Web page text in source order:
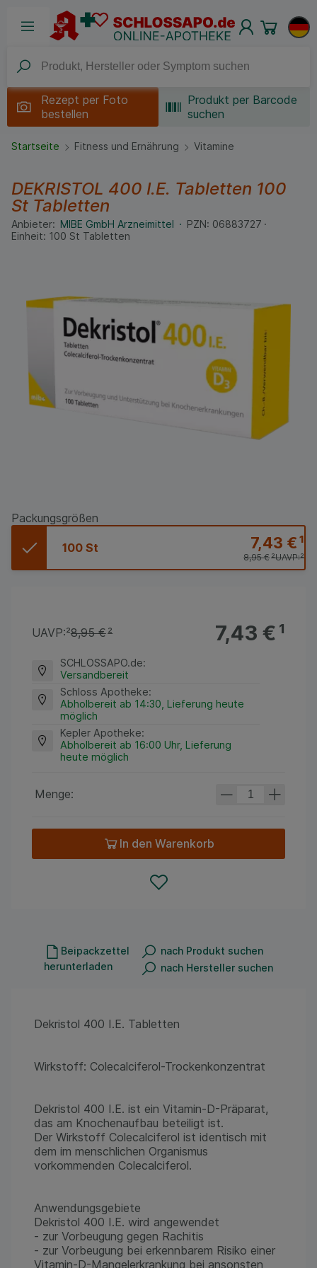
Rezept per Foto
bestellen
Produkt per Barcode
suchen
Startseite Fitness und Ernährung Vitamine
DEKRISTOL 400 I.E. Tabletten 100
St Tabletten
Anbieter: MIBE GmbH Arzneimittel PZN: 06883727
Einheit: 100 St Tabletten
Packungsgrößen
100 St 7,43 €¹
UAVP:²
8,95 €²
7,43 €¹
UAVP:²8,95 €²
SCHLOSSAPO.de:
Versandbereit
Schloss Apotheke:
Abholbereit ab 14:30, Lieferung heute
möglich
Kepler Apotheke:
Abholbereit ab 16:00 Uhr, Lieferung
heute möglich
Menge:
In den Warenkorb
Beipackzettel
herunterladen
nach Produkt suchen
nach Hersteller suchen
Dekristol 400 I.E. Tabletten
Wirkstoff: Colecalciferol-Trockenkonzentrat
Dekristol 400 I.E. ist ein Vitamin-D-Präparat,
das am Knochenaufbau beteiligt ist.
Der Wirkstoff Colecalciferol ist identisch mit
dem im menschlichen Organismus
vorkommenden Colecalciferol.
Anwendungsgebiete
Dekristol 400 I.E. wird angewendet
- zur Vorbeugung gegen Rachitis
- zur Vorbeugung bei erkennbarem Risiko einer
Vitamin-D-Mangelerkrankung bei ansonsten